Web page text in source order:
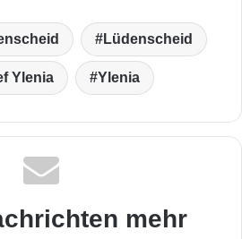
Lüdenscheid
Ylenia Ylenia
mehr